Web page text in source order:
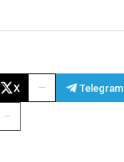
X Telegram